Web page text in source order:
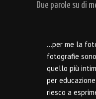
Due parole su di
…per me la
fotografie
quello più
per
riesco a